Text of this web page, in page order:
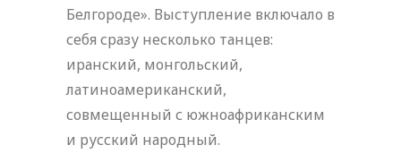
Белгороде». Выступление включало в
себя сразу несколько танцев:
иранский, монгольский,
латиноамериканский,
совмещенный с южноафриканским
и русский народный.